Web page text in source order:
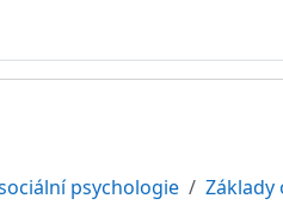
psychologie Základy